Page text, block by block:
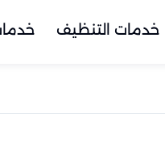
خدمات التنظيف